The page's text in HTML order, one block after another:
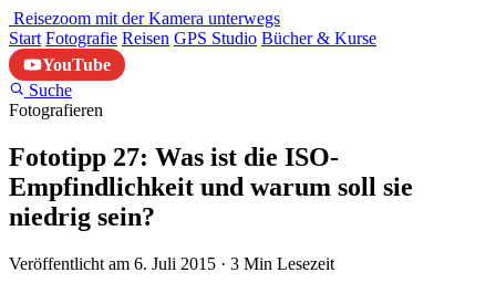
Reisezoom mit der Kamera unterwegs
Start Fotografie Reisen GPS Studio Bücher & Kurse
YouTube
Suche
Fotografieren
Fototipp 27: Was ist die ISO-
Empfindlichkeit und warum soll sie
niedrig sein?
Veröffentlicht am 6. Juli 2015 · 3 Min Lesezeit